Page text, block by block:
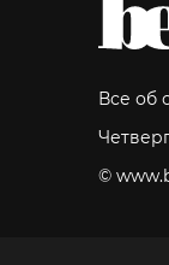
Все об
©